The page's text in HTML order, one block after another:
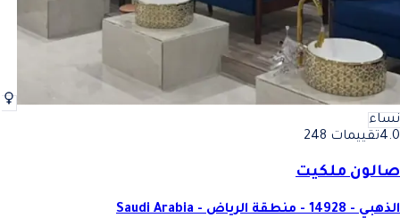
نساء
4.0تقييمات 248
صالون ملكيت
الذهبي - 14928 - منطقة الرياض - Saudi Arabia